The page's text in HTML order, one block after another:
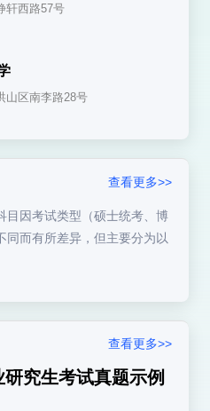
轩西路57号
山区南李路28号
查看更多>>
目因考试类型（硕士统考、博
同而有所差异，但主要分为以
分）
查看更多>>
究生考试真题示例